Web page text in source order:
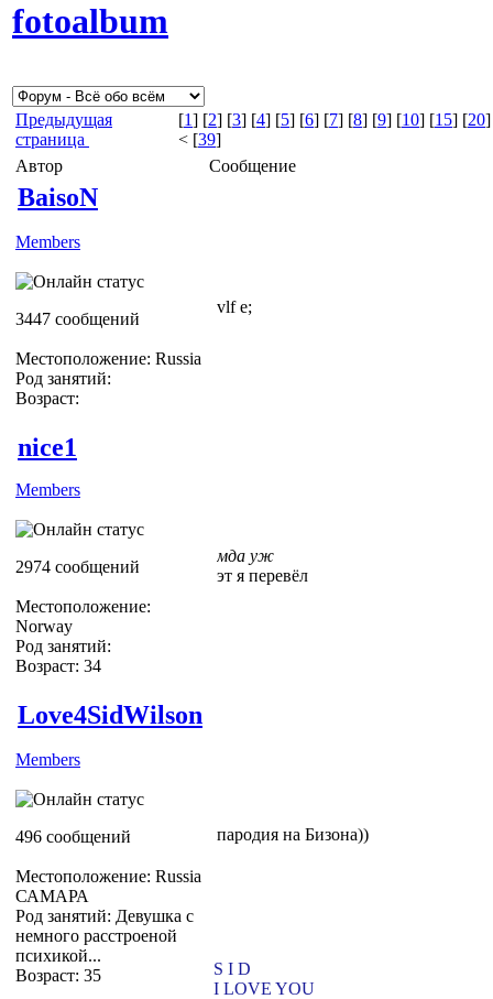
fotoalbum
Предыдущая
страница
[1] [2] [3] [4] [5] [6] [7] [8] [9] [10] [15] [20
< [39]
Автор
Сообщение
BaisoN
Members
3447 сообщений
Местоположение: Russia
Род занятий:
Возраст:
vlf e;
nice1
Members
2974 сообщений
Местоположение:
Norway
Род занятий:
Возраст: 34
мда уж
эт я перевёл
Love4SidWilson
Members
496 сообщений
Местоположение: Russia
САМАРА
Род занятий: Девушка с
немного расстроеной
психикой...
Возраст: 35
пародия на Бизона))
S I D
I LOVE YOU